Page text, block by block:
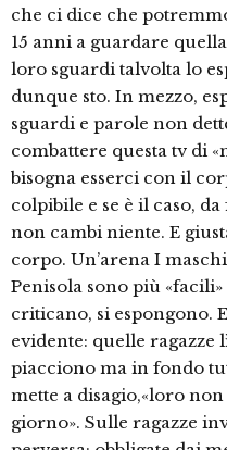
che ci dice che
15 anni a guardare
loro sguardi talvolta lo
dunque sto. In mezzo,
sguardi e parole non
combattere questa tv di
bisogna esserci con il
colpibile e se è il caso,
non cambi niente. E
corpo. Un’arena I
Penisola sono più
criticano, si espongono.
evidente: quelle
piacciono ma in fondo
mette a disagio,«loro
giorno». Sulle ragazze